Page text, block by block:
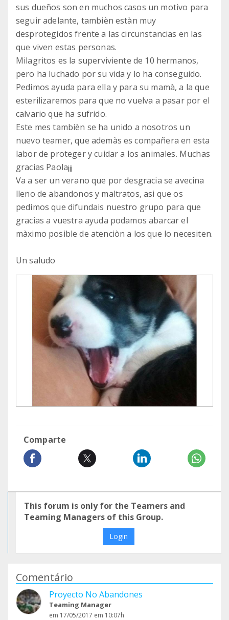
sus dueños son en muchos casos un motivo para
seguir adelante, tambièn estàn muy
desprotegidos frente a las circunstancias en las
que viven estas personas.
Milagritos es la superviviente de 10 hermanos,
pero ha luchado por su vida y lo ha conseguido.
Pedimos ayuda para ella y para su mamà, a la que
esterilizaremos para que no vuelva a pasar por el
calvario que ha sufrido.
Este mes tambièn se ha unido a nosotros un
nuevo teamer, que ademàs es compañera en esta
labor de proteger y cuidar a los animales. Muchas
gracias Paola¡¡¡
Va a ser un verano que por desgracia se avecina
lleno de abandonos y maltratos, asi que os
pedimos que difundais nuestro grupo para que
gracias a vuestra ayuda podamos abarcar el
màximo posible de atenciòn a los que lo necesiten.
Un saludo
Comparte
This forum is only for the Teamers and
Teaming Managers of this Group.
Login
Comentário
Proyecto No Abandones
Teaming Manager
em 17/05/2017 em 10:07h